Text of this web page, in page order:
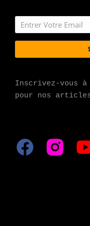
Inscrivez-vous à
pour nos